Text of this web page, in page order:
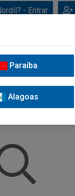
- Entrar
Paraíba
Alagoas